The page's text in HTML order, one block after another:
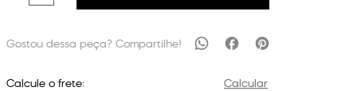
Calcule o frete: Calcular